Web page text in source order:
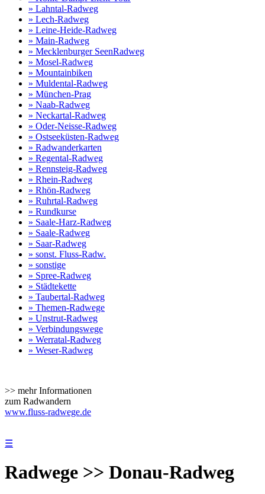
» Lahntal-Radweg
» Lech-Radweg
» Leine-Heide-Radweg
» Main-Radweg
» Mecklenburger SeenRadweg
» Mosel-Radweg
» Mountainbiken
» Muldental-Radweg
» München-Prag
» Naab-Radweg
» Neckartal-Radweg
» Oder-Neisse-Radweg
» Ostseeküsten-Radweg
» Radwanderkarten
» Regental-Radweg
» Rennsteig-Radweg
» Rhein-Radweg
» Rhön-Radweg
» Ruhrtal-Radweg
» Rundkurse
» Saale-Harz-Radweg
» Saale-Radweg
» Saar-Radweg
» sonst. Fluss-Radw.
» sonstige
» Spree-Radweg
» Städtekette
» Taubertal-Radweg
» Themen-Radwege
» Unstrut-Radweg
» Verbindungswege
» Werratal-Radweg
» Weser-Radweg
>> mehr Informationen
zum Radwandern
www.fluss-radwege.de
☰
Radwege >> Donau-Radweg